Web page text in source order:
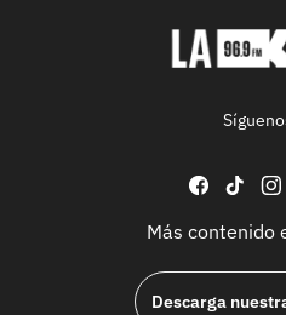
facebook
tiktok
Más contenido
Descarga